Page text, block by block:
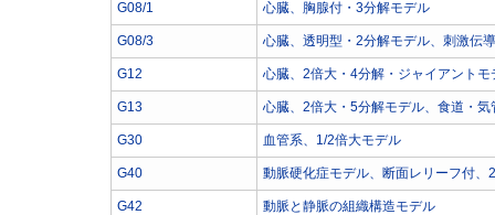
G08/1 心臓、胸腺付・3分解モデル
G08/3 心臓、透明型・2分解モデル、刺激伝
G12 心臓、2倍大・4分解・ジャイアントモ
G13 心臓、2倍大・5分解モデル、食道・気
G30 血管系、1/2倍大モデル
G40 動脈硬化症モデル、断面レリーフ付、
G42 動脈と静脈の組織構造モデル